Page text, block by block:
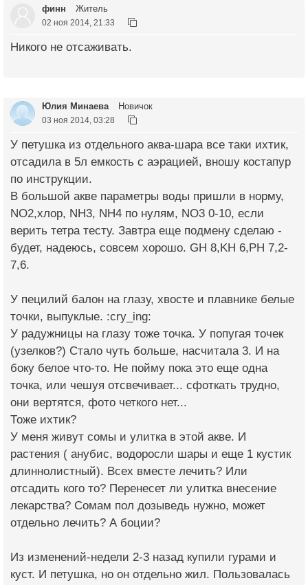
финн Житель
02 ноя 2014, 21:33
Никого не отсаживать.
Юлия Минаева Новичок
03 ноя 2014, 03:28
У петушка из отдельного аква-шара все таки ихтик,
отсадила в 5л емкость с аэрацией, вношу костапур
по инструкции.
В большой акве параметры воды пришли в норму,
NO2,хлор, NH3, NH4 по нулям, NO3 0-10, если
верить тетра тесту. Завтра еще подмену сделаю -
будет, надеюсь, совсем хорошо. GH 8,KH 6,PH 7,2-
7,6.
У пецилий балон на глазу, хвосте и плавнике белые
точки, выпуклые. :cry_ing:
У радужницы на глазу тоже точка. У попугая точек
(узелков?) Стало чуть больше, насчитала 3. И на
боку белое что-то. Не пойму пока это еще одна
точка, или чешуя отсвечивает... сфоткать трудно,
они вертятся, фото четкого нет...
Тоже ихтик?
У меня живут сомы и улитка в этой акве. И
растения ( анубис, водоросли шары и еще 1 кустик
длиннолистный). Всех вместе лечить? Или
отсадить кого то? Перенесет ли улитка внесение
лекарства? Сомам пол дозыведь нужно, может
отдельно лечить? А боции?
Из изменений-недели 2-3 назад купили гурами и
куст. И петушка, но он отдельно жил. Пользовалась